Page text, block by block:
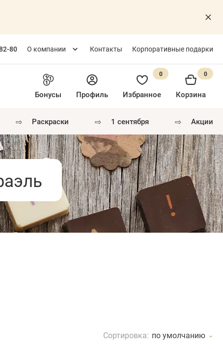
80 О компании Контакты Корпоративные подарки
Бонусы Профиль Избранное
0
Корзина
0
⇨ раскраски ⇨ 1 сентября ⇨ акции
Сортировка: по умолчанию